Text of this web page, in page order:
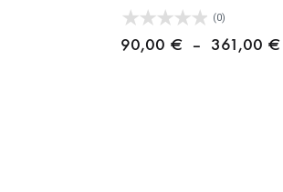
(0)
90,00 € – 361,00 €